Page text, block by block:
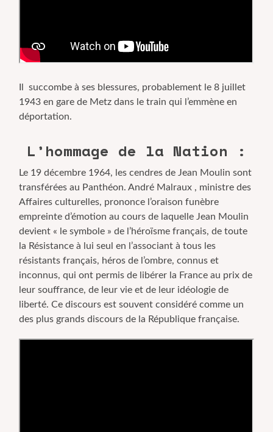
Il succombe à ses blessures, probablement le 8 juillet
1943 en gare de Metz dans le train qui l’emmène en
déportation.
L’hommage de la Nation :
Le 19 décembre 1964, les cendres de Jean Moulin sont
transférées au Panthéon. André Malraux , ministre des
Affaires culturelles, prononce l’oraison funèbre
empreinte d’émotion au cours de laquelle Jean Moulin
devient « le symbole » de l’héroïsme français, de toute
la Résistance à lui seul en l’associant à tous les
résistants français, héros de l’ombre, connus et
inconnus, qui ont permis de libérer la France au prix de
leur souffrance, de leur vie et de leur idéologie de
liberté. Ce discours est souvent considéré comme un
des plus grands discours de la République française.